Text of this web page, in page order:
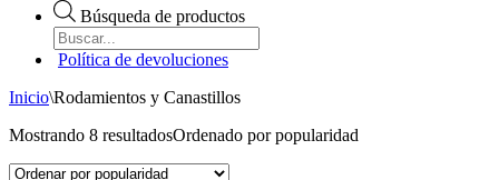
Búsqueda de productos
Política de devoluciones
Inicio\Rodamientos y Canastillos
Mostrando 8 resultadosOrdenado por popularidad